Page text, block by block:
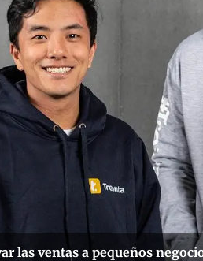
las ventas a pequeños